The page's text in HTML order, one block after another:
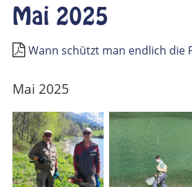
Mai 2025
Wann schützt man endlich die
Mai 2025